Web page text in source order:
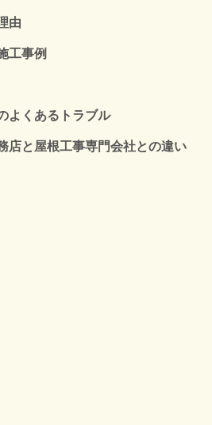
由
工事例
よくある トラブル
店と屋根工事専門会社との違い